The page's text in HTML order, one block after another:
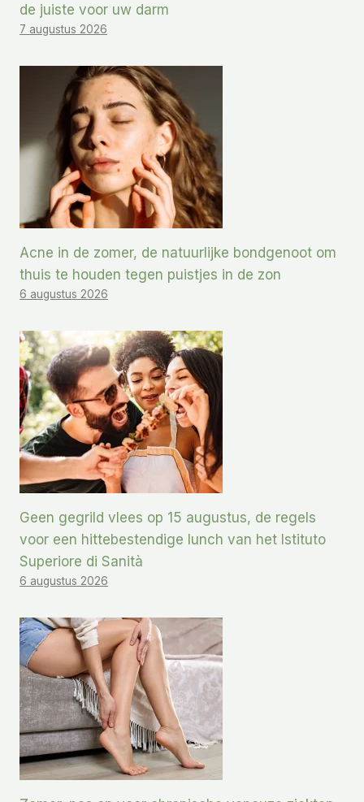
de juiste voor uw darm
7 augustus 2026
Acne in de zomer, de natuurlijke bondgenoot om
thuis te houden tegen puistjes in de zon
6 augustus 2026
Geen gegrild vlees op 15 augustus, de regels
voor een hittebestendige lunch van het Istituto
Superiore di Sanità
6 augustus 2026